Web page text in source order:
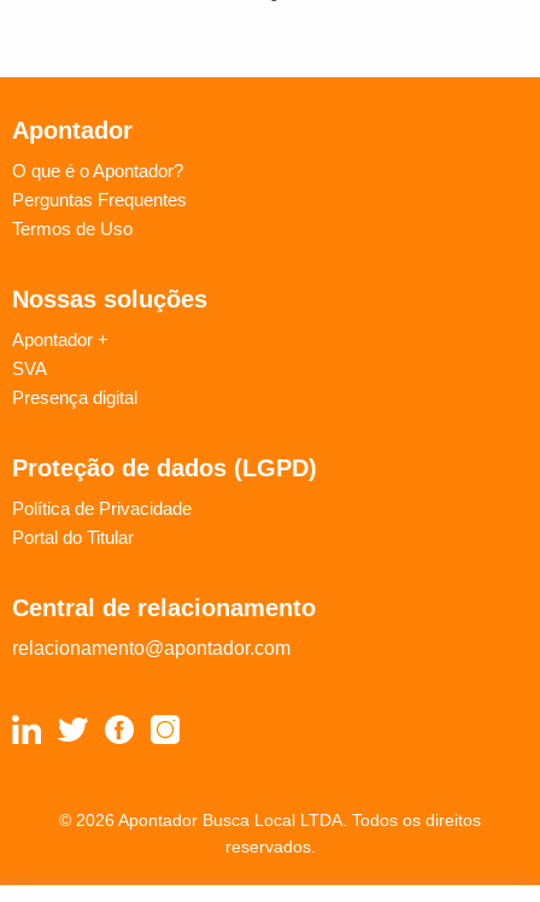
Apontador
O que é o Apontador?
Perguntas Frequentes
Termos de Uso
Nossas soluções
Apontador +
SVA
Presença digital
Proteção de dados (LGPD)
Política de Privacidade
Portal do Titular
Central de relacionamento
relacionamento@apontador.com
© 2026 Apontador Busca Local LTDA. Todos os direitos
reservados.